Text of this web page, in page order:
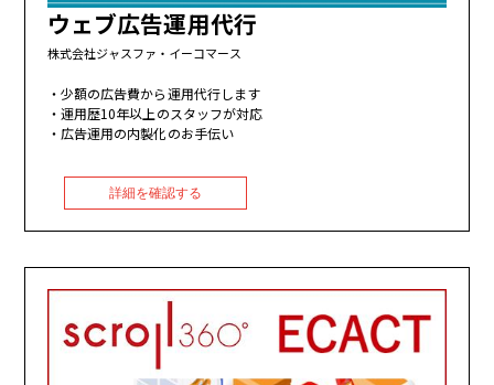
ウェブ広告運用代行
株式会社ジャスファ・イーコマース
少額の広告費から運用代行します
運用歴10年以上のスタッフが対応
広告運用の内製化のお手伝い
詳細を確認する